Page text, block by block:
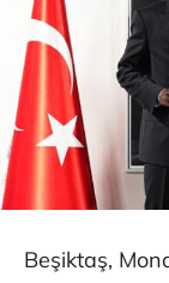
Beşiktaş,